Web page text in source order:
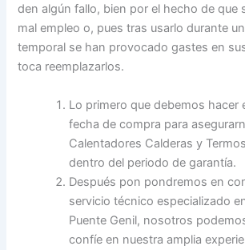
den algún fallo, bien por el hecho de que
mal empleo o, pues tras usarlo durante
temporal se han provocado gastes en
toca reemplazarlos.
Lo primero que debemos hacer
fecha de compra para
Calentadores Calderas y
dentro del periodo de garantía.
Después pon pondremos en
servicio técnico especializado
Puente Genil, nosotros
confíe en nuestra amplia